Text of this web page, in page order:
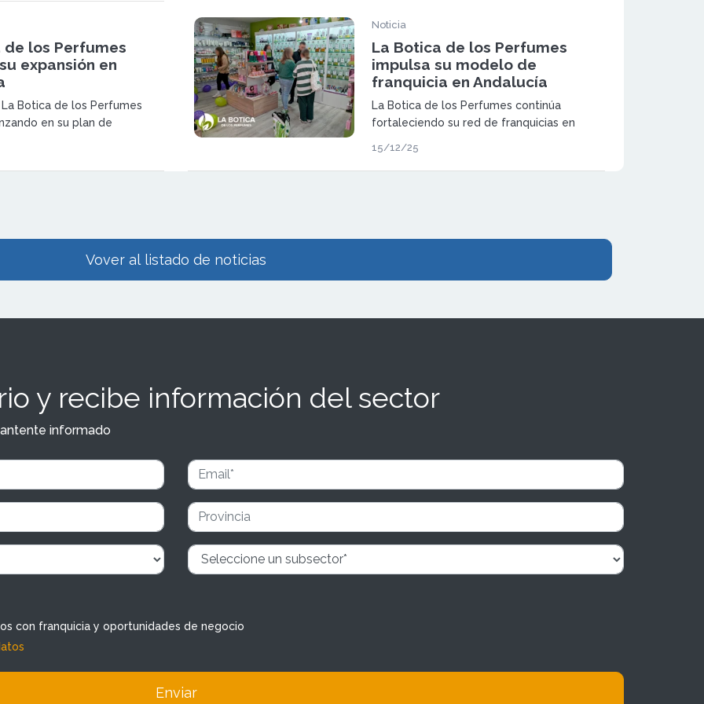
calidad y franquiciados con
el sector.
de los Perfumes
expansión en
Botica de los Perfumes
en su plan de
así su posicionamiento en
Noticia
La Botica de los Perfumes
impulsa su modelo de
franquicia en Andalucía
La Botica de los Perfumes continúa
fortaleciendo su red de franquicias en
formación integral y soporte continuo.
15/12/25
Vover al listado de noticias
y recibe información del sector
informado
con franquicia y oportunidades de negocio
Enviar